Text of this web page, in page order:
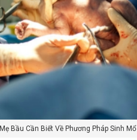
Bầu Cần Biết Về Phương Pháp Sinh Mổ